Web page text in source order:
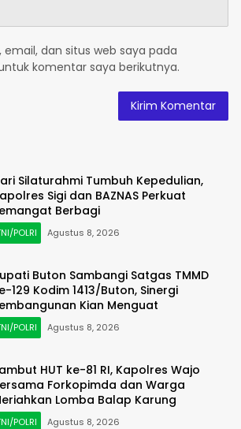
dan situs web saya pada
komentar saya berikutnya.
Silaturahmi Tumbuh Kepedulian,
Sigi dan BAZNAS Perkuat
Berbagi
POLRI Agustus 8, 2026
Buton Sambangi Satgas TMMD
129 Kodim 1413/Buton, Sinergi
Kian Menguat
POLRI Agustus 8, 2026
HUT ke-81 RI, Kapolres Wajo
Forkopimda dan Warga
Lomba Balap Karung
POLRI Agustus 8, 2026